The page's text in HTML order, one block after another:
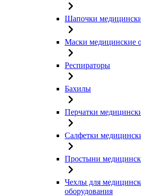
Шапочки
Маски медицинские
Респираторы
Бахилы
Перчатки
Салфетки
Простыни
Чехлы для
оборудования